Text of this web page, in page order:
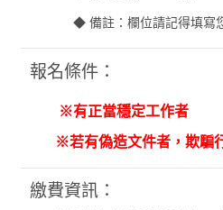
◆ 備註：欄位請記得填寫您
報名條件：
※有正當穩定工作者
※若有偽造文件者，欺騙行
繳費資訊：